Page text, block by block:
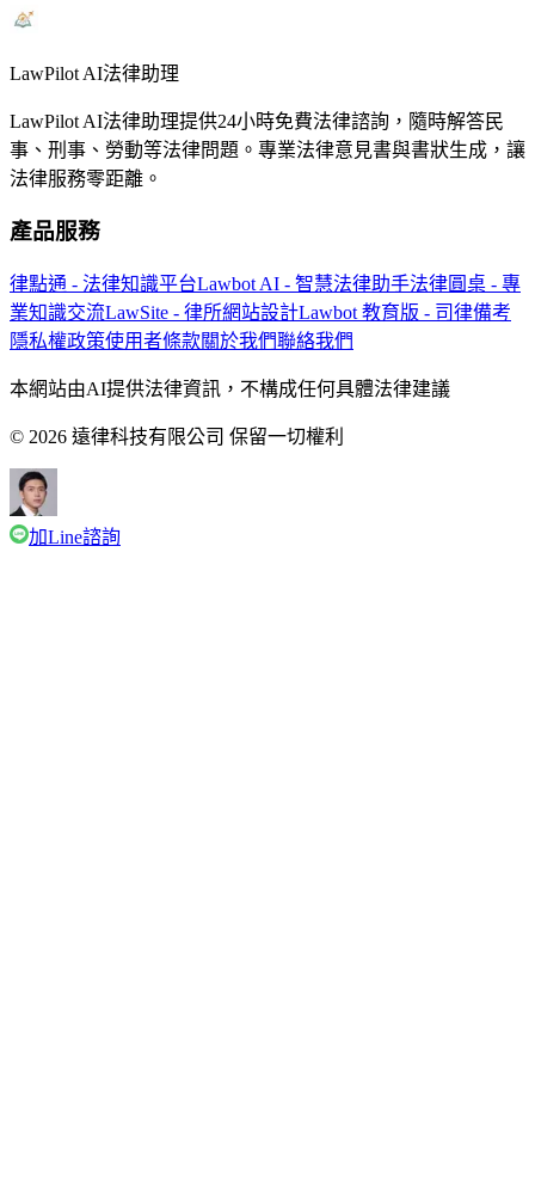
LawPilot AI法律助理
LawPilot AI法律助理提供24小時免費法律諮詢，隨時解答民
事、刑事、勞動等法律問題。專業法律意見書與書狀生成，讓
法律服務零距離。
產品服務
律點通 - 法律知識平台Lawbot AI - 智慧法律助手法律圓桌 - 專
業知識交流LawSite - 律所網站設計Lawbot 教育版 - 司律備考
隱私權政策使用者條款關於我們聯絡我們
本網站由AI提供法律資訊，不構成任何具體法律建議
© 2026 遠律科技有限公司 保留一切權利
加Line諮詢